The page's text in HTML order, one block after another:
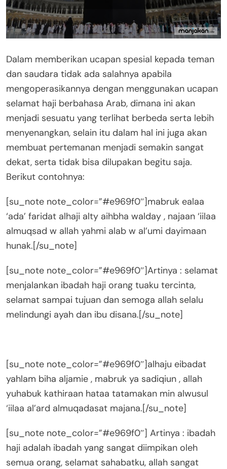
Dalam memberikan ucapan spesial kepada teman
dan saudara tidak ada salahnya apabila
mengoperasikannya dengan menggunakan ucapan
selamat haji berbahasa Arab, dimana ini akan
menjadi sesuatu yang terlihat berbeda serta lebih
menyenangkan, selain itu dalam hal ini juga akan
membuat pertemanan menjadi semakin sangat
dekat, serta tidak bisa dilupakan begitu saja.
Berikut contohnya:
[su_note note_color=”#e969f0″]mabruk ealaa
‘ada’ faridat alhaji alty aihbha walday , najaan ‘iilaa
almuqsad w allah yahmi alab w al’umi dayimaan
hunak.[/su_note]
[su_note note_color=”#e969f0″]Artinya : selamat
menjalankan ibadah haji orang tuaku tercinta,
selamat sampai tujuan dan semoga allah selalu
melindungi ayah dan ibu disana.[/su_note]
[su_note note_color=”#e969f0″]alhaju eibadat
yahlam biha aljamie , mabruk ya sadiqiun , allah
yuhabuk kathiraan hataa tatamakan min alwusul
‘iilaa al’ard almuqadasat majana.[/su_note]
[su_note note_color=”#e969f0″] Artinya : ibadah
haji adalah ibadah yang sangat diimpikan oleh
semua orang, selamat sahabatku, allah sangat